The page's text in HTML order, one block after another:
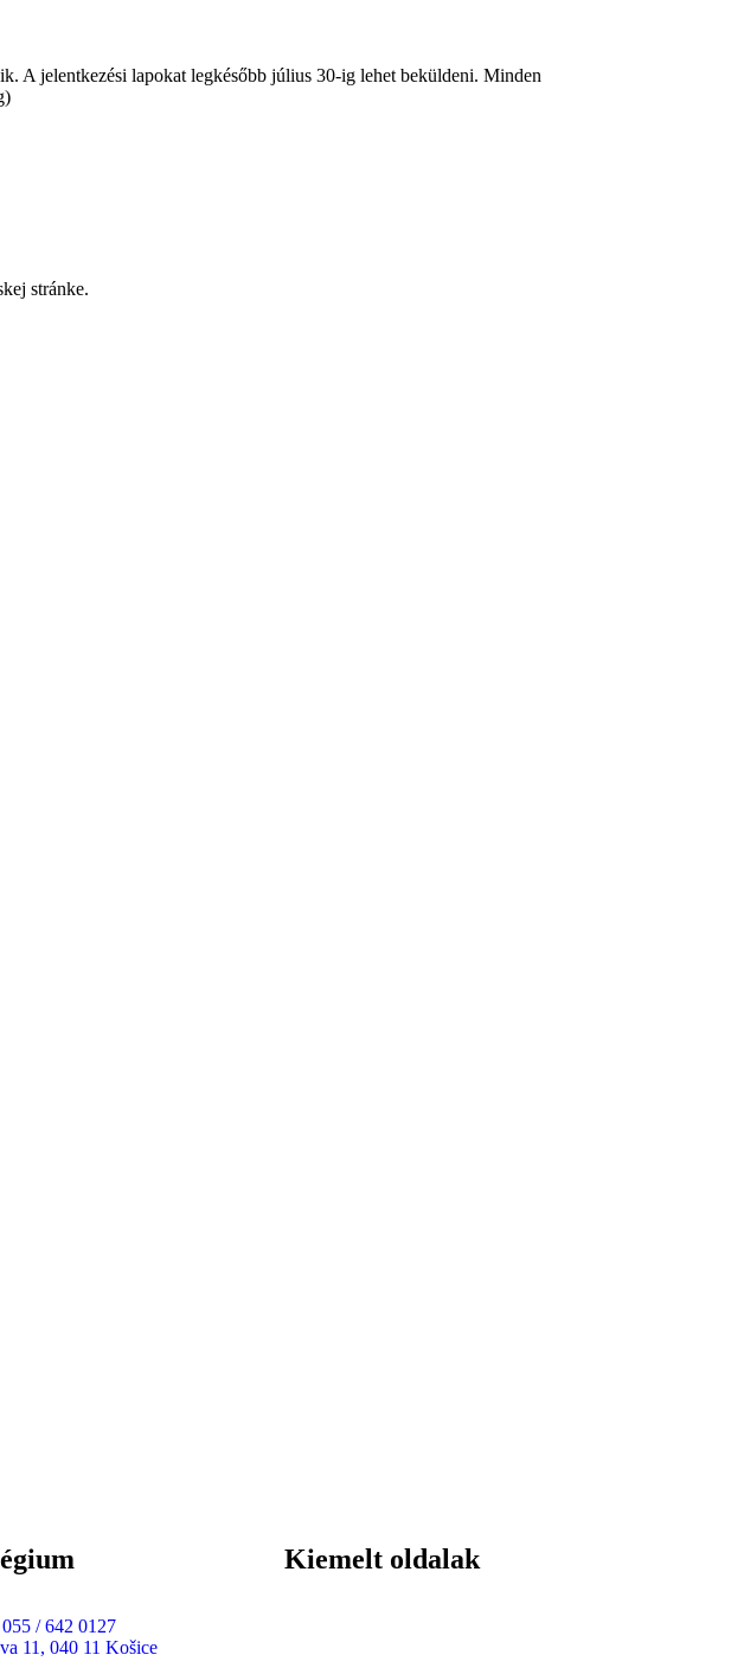
A jelentkezési lapokat legkésőbb július 30-ig lehet beküldeni. Minden
stránke.
/ 642 0127
11, 040 11 Košice
Kiemelt oldalak